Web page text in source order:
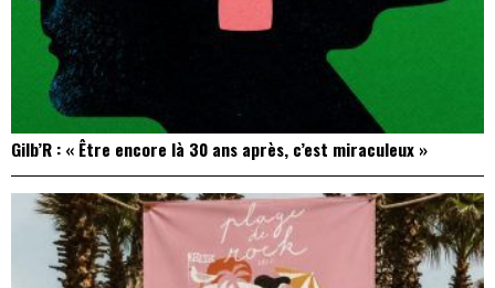
Gilb’R : « Être encore là 30 ans après, c’est miraculeux »